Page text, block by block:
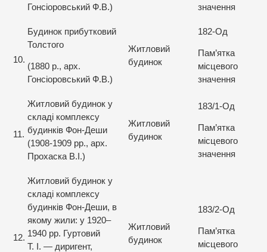
Гонсіоровський Ф.В.)
значення
10.
Будинок прибутковий
Толстого
(1880 р., арх.
Гонсіоровський Ф.В.)
Житловий
будинок
182-Од
Пам’ятка
місцевого
значення
11.
Житловий будинок у
складі комплексу
будинків Фон-Деши
(1908-1909 рр., арх.
Прохаска В.І.)
Житловий
будинок
183/1-Од
Пам’ятка
місцевого
значення
12.
Житловий будинок у
складі комплексу
будинків Фон-Деши, в
якому жили: у 1920–
1940 рр. Гуртовий
Т. І. — диригент,
Житловий
будинок
183/2-Од
Пам’ятка
місцевого